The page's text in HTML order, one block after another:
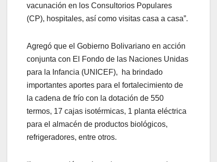
vacunación en los Consultorios Populares
(CP), hospitales, así como visitas casa a casa”.
Agregó que el Gobierno Bolivariano en acción
conjunta con El Fondo de las Naciones Unidas
para la Infancia (UNICEF), ha brindado
importantes aportes para el fortalecimiento de
la cadena de frío con la dotación de 550
termos, 17 cajas isotérmicas, 1 planta eléctrica
para el almacén de productos biológicos,
refrigeradores, entre otros.